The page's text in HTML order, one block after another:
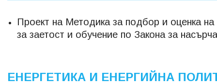
Проект на Методика за подбор и оценка
за заетост и обучение по Закона за
ЕНЕРГЕТИКА И ЕНЕРГИЙНА